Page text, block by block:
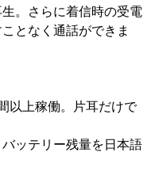
。さらに着信時の受電
となく通話ができま
以上稼働。片耳だけで
ッテリー残量を日本語